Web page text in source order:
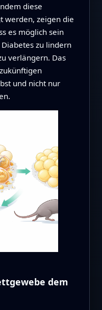
diese
werden, zeigen die
es möglich sein
zu lindern
verlängern. Das
und nicht nur
dem